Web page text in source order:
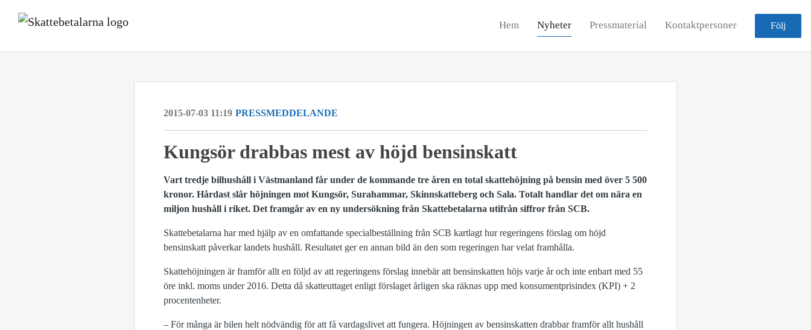
Hem Nyheter Pressmaterial Kontaktpersoner Följ
2015-07-03 11:19 PRESSMEDDELANDE
​Kungsör drabbas mest av höjd bensinskatt
Vart tredje bilhushåll i Västmanland får under de kommande tre åren en total skattehöjning på bensin med över 5 500
kronor. Hårdast slår höjningen mot Kungsör, Surahammar, Skinnskatteberg och Sala. Totalt handlar det om nära en
miljon hushåll i riket. Det framgår av en ny undersökning från Skattebetalarna utifrån siffror från SCB.
Skattebetalarna har med hjälp av en omfattande specialbeställning från SCB kartlagt hur regeringens förslag om höjd
bensinskatt påverkar landets hushåll. Resultatet ger en annan bild än den som regeringen har velat framhålla.
Skattehöjningen är framför allt en följd av att regeringens förslag innebär att bensinskatten höjs varje år och inte enbart med 55
öre inkl. moms under 2016. Detta då skatteuttaget enligt förslaget årligen ska räknas upp med konsumentprisindex (KPI) + 2
procentenheter.
– För många är bilen helt nödvändig för att få vardagslivet att fungera. Höjningen av bensinskatten drabbar framför allt hushåll